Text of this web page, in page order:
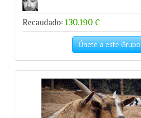
Recaudado: 130.190 €
Únete a este Grupo